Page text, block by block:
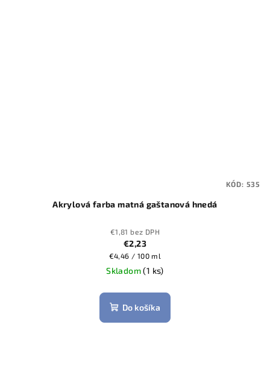
Akrylová farba matná gaštanová hnedá
€1,81 bez DPH
€2,23
Jednotková
cena:
€4,46 / 100 ml
Skladom(1 ks)
Do košíka
KÓD: 535